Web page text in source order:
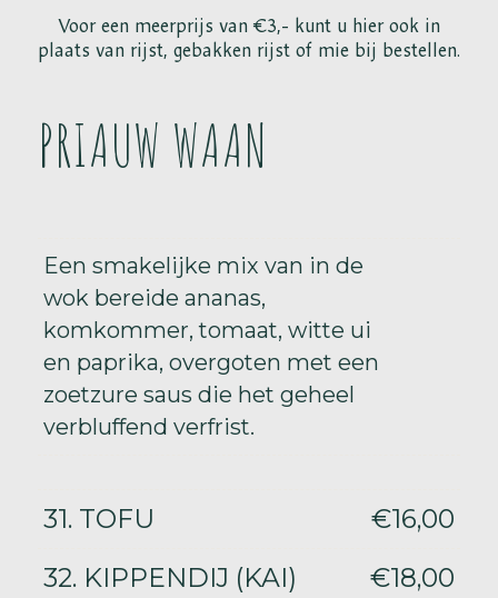
Voor een meerprijs van €3,- kunt u hier ook in
plaats van rijst, gebakken rijst of mie bij bestellen.
PRIAUW WAAN
Een smakelijke mix van in de
wok bereide ananas,
komkommer, tomaat, witte ui
en paprika, overgoten met een
zoetzure saus die het geheel
verbluffend verfrist.
31. TOFU
€16,00
32. KIPPENDIJ (KAI)
€18,00